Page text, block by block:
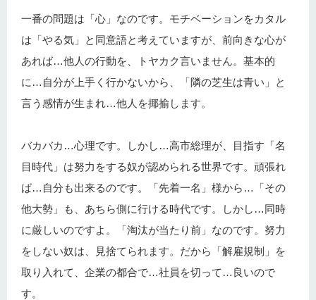
一番の問題は「心」なのです。モチベーションをカタル
は「やる気」と同意語と考えていますが、前向きな心が
あれば…他人の行動を、トヤカク言いません。基本的
に…自分が上手く行かないから、「隣の芝生は青い」と
言う感情が生まれ…他人を揶揄します。
バカバカ…心理です。しかし…高市総理が、目指す「名
目時代」は努力をする奴が認められる世界です。頑張れ
ば…自分も出来るのです。「先着一名」様から…「その
他大勢」も、あちら側に行ける時代です。しかし…同時
に厳しいのですよ。「淘汰が当たり前」なのです。努力
をしない奴は、見捨てられます。だから「解雇規制」を
取り入れて、企業の都合で…社員を切って…良いので
す。